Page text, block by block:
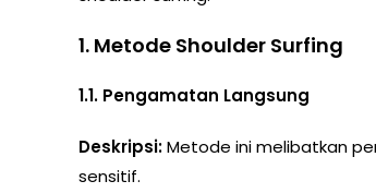
1. Metode Shoulder Surfing
1.1. Pengamatan Langsung
Deskripsi:Metode ini melibatkan
sensitif.